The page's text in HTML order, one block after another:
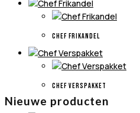
CHEF FRIKANDEL
CHEF VERSPAKKET
Nieuwe producten